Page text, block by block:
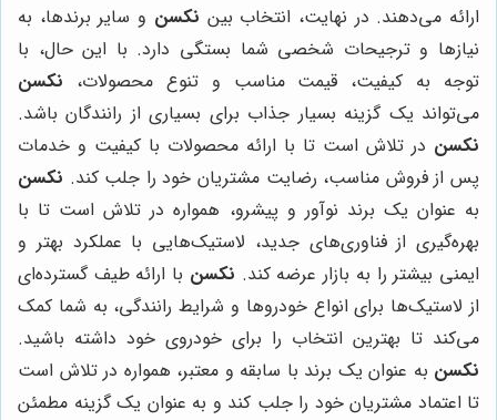
ارائه می‌دهند. در نهایت، انتخاب بین نکسن و سایر برندها، به
نیازها و ترجیحات شخصی شما بستگی دارد. با این حال، با
توجه به کیفیت، قیمت مناسب و تنوع محصولات، نکسن
می‌تواند یک گزینه بسیار جذاب برای بسیاری از رانندگان باشد.
نکسن در تلاش است تا با ارائه محصولات با کیفیت و خدمات
پس از فروش مناسب، رضایت مشتریان خود را جلب کند. نکسن
به عنوان یک برند نوآور و پیشرو، همواره در تلاش است تا با
بهره‌گیری از فناوری‌های جدید، لاستیک‌هایی با عملکرد بهتر و
ایمنی بیشتر را به بازار عرضه کند. نکسن با ارائه طیف گسترده‌ای
از لاستیک‌ها برای انواع خودروها و شرایط رانندگی، به شما کمک
می‌کند تا بهترین انتخاب را برای خودروی خود داشته باشید.
نکسن به عنوان یک برند با سابقه و معتبر، همواره در تلاش است
تا اعتماد مشتریان خود را جلب کند و به عنوان یک گزینه مطمئن